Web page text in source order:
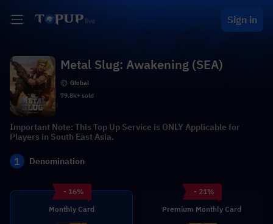
Sign in
Metal Slug: Awakening (SEA)
Global
79.8k+ sold
Important Note: This Top Up Service is ONLY Applicable for
Players in South East Asia.
1 Denomination
- 16%
Monthly Card
- 21%
Premium Monthly Card